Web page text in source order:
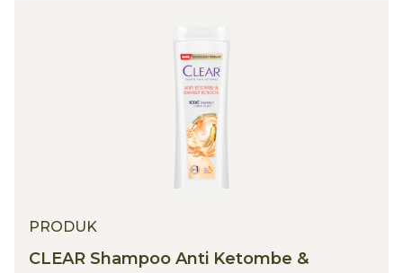
PRODUK
CLEAR Shampoo Anti Ketombe &